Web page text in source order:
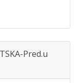
Pred.u